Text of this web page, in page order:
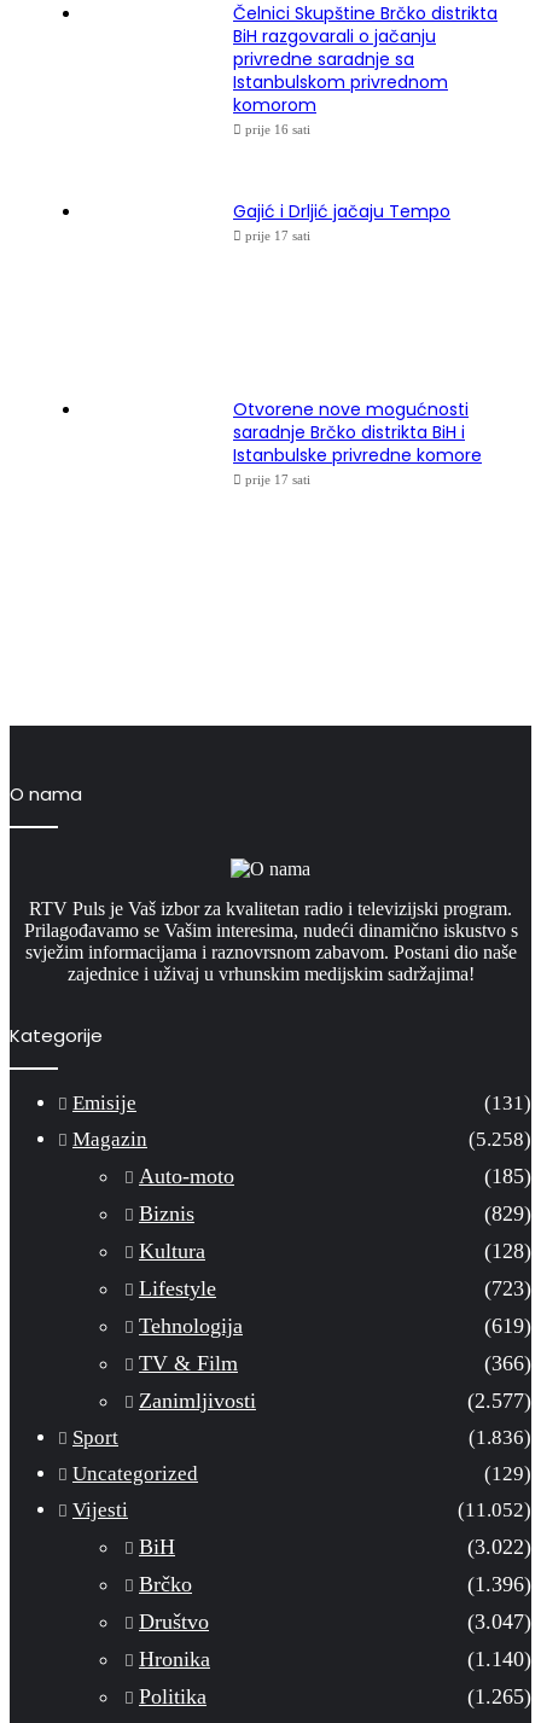
Čelnici Skupštine Brčko distrikta
BiH razgovarali o jačanju
privredne saradnje sa
Istanbulskom privrednom
komorom
prije 16 sati
Gajić i Drljić jačaju Tempo
prije 17 sati
Otvorene nove mogućnosti
saradnje Brčko distrikta BiH i
Istanbulske privredne komore
prije 17 sati
O nama
RTV Puls je Vaš izbor za kvalitetan radio i televizijski program.
Prilagođavamo se Vašim interesima, nudeći dinamično iskustvo s
svježim informacijama i raznovrsnom zabavom. Postani dio naše
zajednice i uživaj u vrhunskim medijskim sadržajima!
Kategorije
Emisije
(131)
Magazin
(5.258)
Auto-moto
(185)
Biznis
(829)
Kultura
(128)
Lifestyle
(723)
Tehnologija
(619)
TV & Film
(366)
Zanimljivosti
(2.577)
Sport
(1.836)
Uncategorized
(129)
Vijesti
(11.052)
BiH
(3.022)
Brčko
(1.396)
Društvo
(3.047)
Hronika
(1.140)
Politika
(1.265)